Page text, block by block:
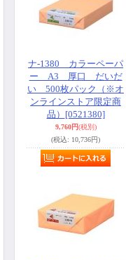
ナ-1380 カラーペーパ
ー A3 厚口 だいだ
い 500枚パック（※オ
ンラインストア限定商
品） [0521380]
9,760円(税別)
(税込: 10,736円)